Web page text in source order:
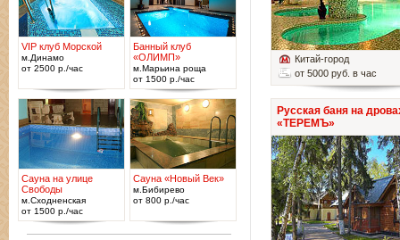
Китай-город
от 5000 руб. в час
Русская баня на
«ТЕРЕМЪ»
VIP клуб Морской
м.Динамо
от 2500 р./час
Банный клуб
«ОЛИМП»
м.Марьина роща
от 1500 р./час
Сауна на улице
Свободы
м.Сходненская
от 1500 р./час
Сауна «Новый Век»
м.Бибирево
от 800 р./час